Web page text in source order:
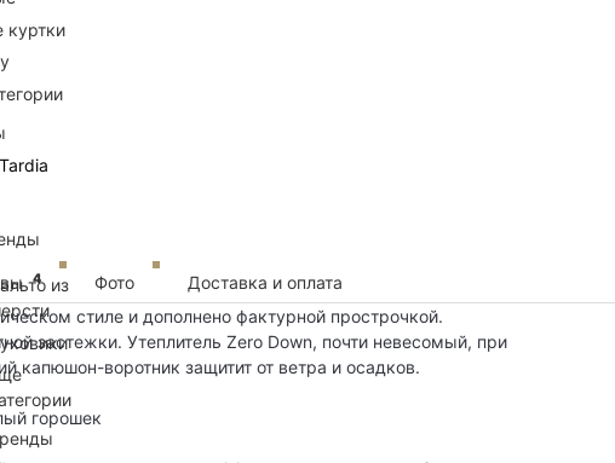
куртки
из
4 Фото
Доставка и оплата
стиле и дополнено фактурной прострочкой.
застежки. Утеплитель Zero Down, почти невесомый, при
капюшон-воротник защитит от ветра и осадков.
горошек